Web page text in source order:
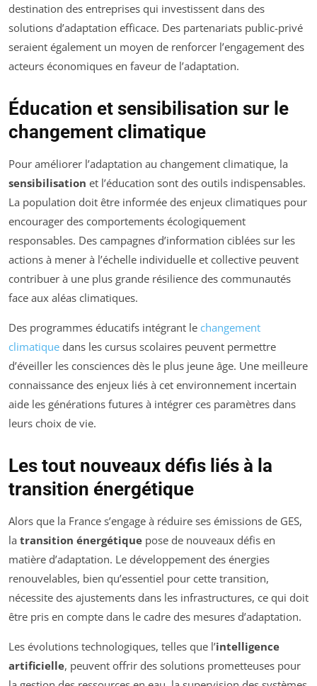
destination des entreprises qui investissent dans des
solutions d’adaptation efficace. Des partenariats public-privé
seraient également un moyen de renforcer l’engagement des
acteurs économiques en faveur de l’adaptation.
Éducation et sensibilisation sur le
changement climatique
Pour améliorer l’adaptation au changement climatique, la
sensibilisation et l’éducation sont des outils indispensables.
La population doit être informée des enjeux climatiques pour
encourager des comportements écologiquement
responsables. Des campagnes d’information ciblées sur les
actions à mener à l’échelle individuelle et collective peuvent
contribuer à une plus grande résilience des communautés
face aux aléas climatiques.
Des programmes éducatifs intégrant le changement
climatique dans les cursus scolaires peuvent permettre
d’éveiller les consciences dès le plus jeune âge. Une meilleure
connaissance des enjeux liés à cet environnement incertain
aide les générations futures à intégrer ces paramètres dans
leurs choix de vie.
Les tout nouveaux défis liés à la
transition énergétique
Alors que la France s’engage à réduire ses émissions de GES,
la transition énergétique pose de nouveaux défis en
matière d’adaptation. Le développement des énergies
renouvelables, bien qu’essentiel pour cette transition,
nécessite des ajustements dans les infrastructures, ce qui doit
être pris en compte dans le cadre des mesures d’adaptation.
Les évolutions technologiques, telles que l’intelligence
artificielle, peuvent offrir des solutions prometteuses pour